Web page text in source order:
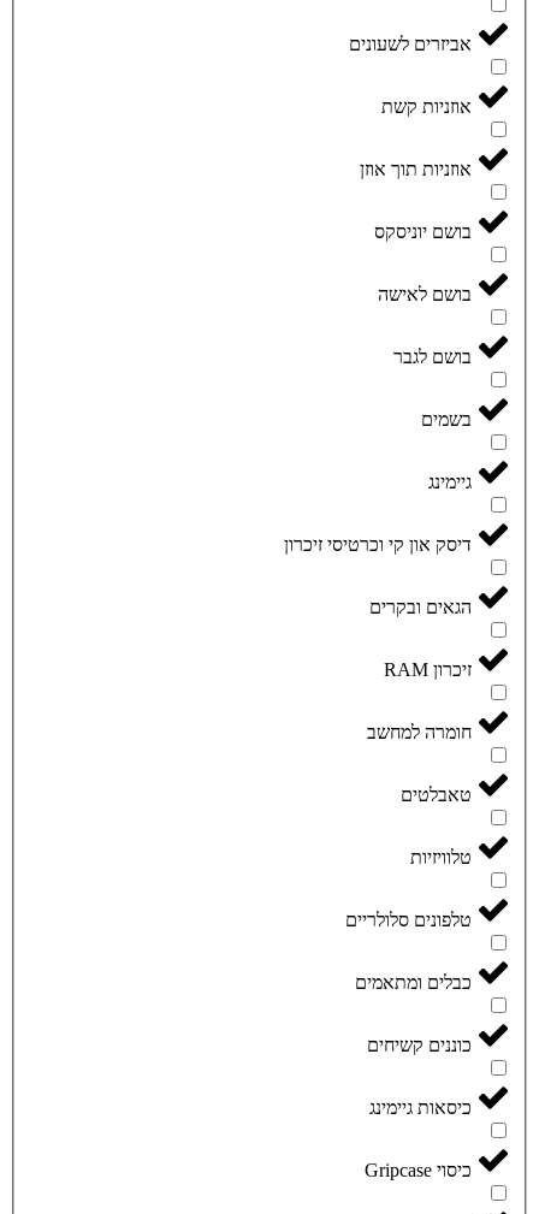
אביזרים לשעונים
אוזניות קשת
אוזניות תוך אוזן
בושם יוניסקס
בושם לאישה
בושם לגבר
בשמים
גיימינג
דיסק און קי וכרטיסי זיכרון
הגאים ובקרים
זיכרון RAM
חומרה למחשב
טאבלטים
טלוויזיות
טלפונים סלולריים
כבלים ומתאמים
כוננים קשיחים
כיסאות גיימינג
כיסוי Gripcase